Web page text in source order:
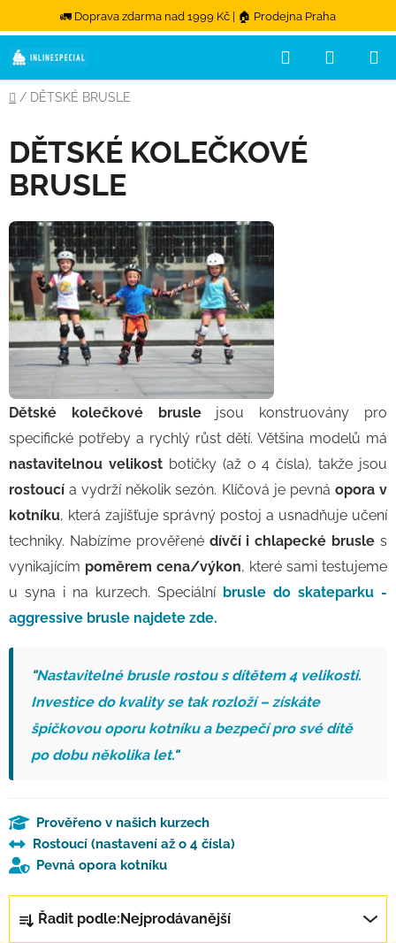
🚛 Doprava zdarma nad 1999 Kč | 🏠 Prodejna Praha
Přejít na obsah
Hledat
Domů
/ DĚTSKÉ BRUSLE
DĚTSKÉ KOLEČKOVÉ
BRUSLE
Dětské kolečkové bruslejsou konstruovány pro
specifické potřeby a rychlý růst dětí. Většina modelů má
nastavitelnou velikostbotičky (až o 4 čísla), takže jsou
rostoucí a vydrží několik sezón. Klíčová je pevná opora v
kotníku, která zajišťuje správný postoj a usnadňuje učení
techniky. Nabízíme prověřené dívčí i chlapecké brusle s
vynikajícím poměrem cena/výkon, které sami testujeme
u syna i na kurzech. Speciální brusle do skateparku -
aggressive brusle najdete zde.
"Nastavitelné brusle rostou s dítětem 4 velikosti.
Investice do kvality se tak rozloží – získáte
špičkovou oporu kotníku a bezpečí pro své dítě
po dobu několika let."
Prověřeno v našich kurzech
Rostoucí (nastavení až o 4 čísla)
Pevná opora kotníku
Řazení produktů
Řadit podle:Nejprodávanější